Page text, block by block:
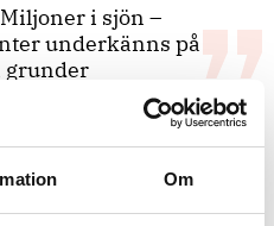
Om
Miljoner i sjön –
underkänns på
grunder
Snart 20 år i tjänst
lära sig grunderna